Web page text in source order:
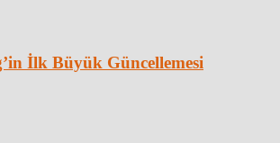
İlk Büyük Güncellemesi